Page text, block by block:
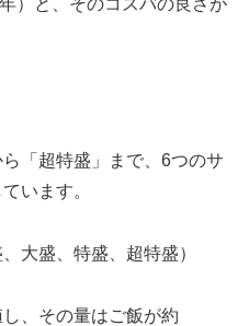
「超特盛」まで、6つのサ
います。
大盛、特盛、超特盛）
、その量はご飯が約